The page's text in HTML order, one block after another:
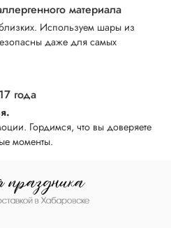
материала
Используем шары из
даже для самых
года
Гордимся, что вы доверяете
моменты.